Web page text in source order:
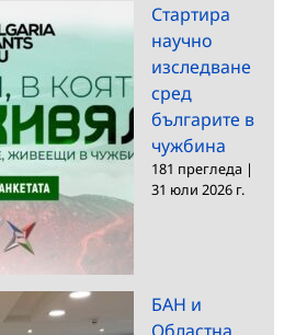
Стартира
научно
изследване
сред
българите в
чужбина
181 прегледа |
31 юли 2026 г.
БАН и
Областна